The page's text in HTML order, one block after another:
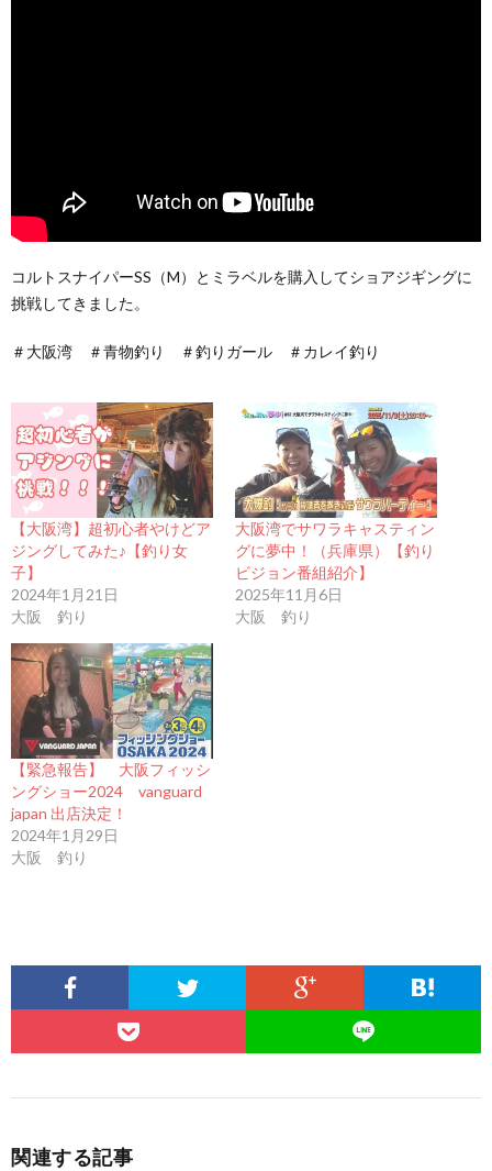
コルトスナイパーSS（M）とミラベルを購入してショアジギングに
挑戦してきました。
＃大阪湾 ＃青物釣り ＃釣りガール ＃カレイ釣り
【大阪湾】超初心者やけどア
ジングしてみた♪【釣り女
子】
2024年1月21日
大阪 釣り
大阪湾でサワラキャスティン
グに夢中！（兵庫県）【釣り
ビジョン番組紹介】
2025年11月6日
大阪 釣り
【緊急報告】 大阪フィッシ
ングショー2024 vanguard
japan 出店決定！
2024年1月29日
大阪 釣り
関連する記事